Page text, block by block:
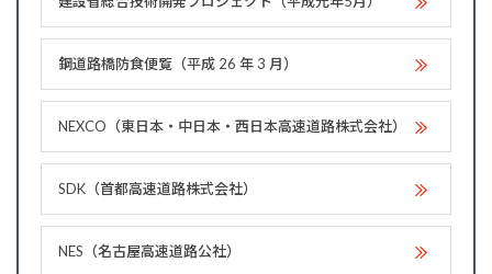
鋼道路橋防食便覧（平成 26 年 3 月）
NEXCO（東日本・中日本・西日本高速道路株式会社）
SDK（首都高速道路株式会社）
NES（名古屋高速道路公社）